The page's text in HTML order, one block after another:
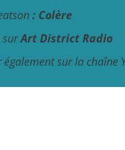
: Colère
surArt District Radio
également sur la chaîne